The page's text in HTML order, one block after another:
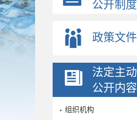
公开制度
政策文件
法定主动
公开内容
组织机构